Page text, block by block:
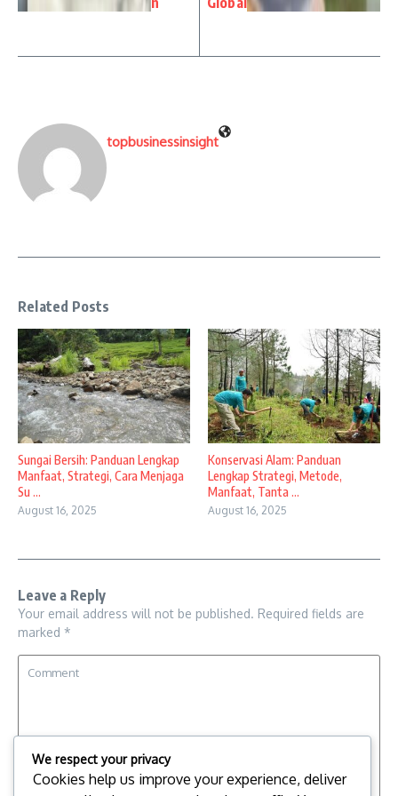
topbusinessinsight
Related Posts
Sungai Bersih: Panduan Lengkap
Manfaat, Strategi, Cara Menjaga
Su ...
August 16, 2025
Konservasi Alam: Panduan
Lengkap Strategi, Metode,
Manfaat, Tanta ...
August 16, 2025
Leave a Reply
Your email address will not be published. Required fields are
marked *
We respect your privacy
Cookies help us improve your experience, deliver